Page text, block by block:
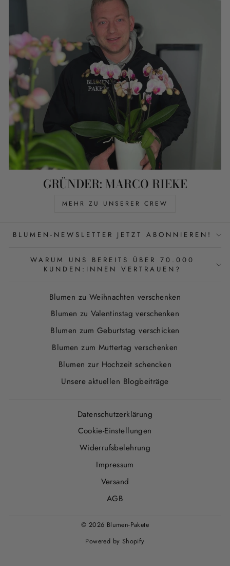
GRÜNDER: MARCO RIEKE
MEHR ZU UNSERER CREW
BLUMEN-NEWSLETTER JETZT ABONNIEREN!
WARUM UNS BEREITS ÜBER 70.000
KUNDEN:INNEN VERTRAUEN?
Blumen zu Weihnachten verschenken
Blumen zu Valentinstag verschenken
Blumen zum Geburtstag verschicken
Blumen zum Muttertag verschenken
Blumen zur Hochzeit schencken
Unsere aktuellen Blogbeiträge
Datenschutzerklärung
Cookie-Einstellungen
Widerrufsbelehrung
Impressum
Versand
AGB
© 2026 Blumen-Pakete
Powered by Shopify